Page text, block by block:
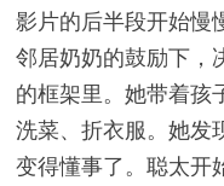
影片的后半段开始慢
邻居奶奶的鼓励下，
的框架里。她带着孩
洗菜、折衣服。她发
变得懂事了。聪太开